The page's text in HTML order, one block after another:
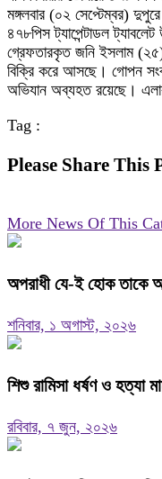
মঙ্গলবার (০২ সেপ্টেম্বর)
৪৭৮পিস ট্যাপেন্টাডল
গ্রেফতারকৃত জনি ইসলাম (২৫)
বিক্রি করে আসছে। গোপন
অভিযান অব্যহত রয়েছে।
Tag :
Please Share This
More News Of This
অপরাধী যে-ই হোক তাকে
শনিবার, ১ অগাস্ট, ২০২৬
শিশু রামিসা ধর্ষণ ও হত্যা
রবিবার, ৭ জুন, ২০২৬